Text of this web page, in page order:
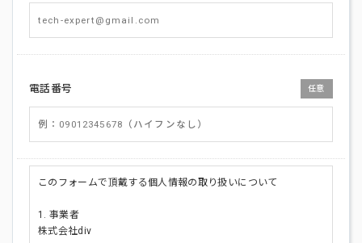
電話番号 任意
このフォームで頂戴する個人情報の取り扱いについて
1. 事業者
株式会社div